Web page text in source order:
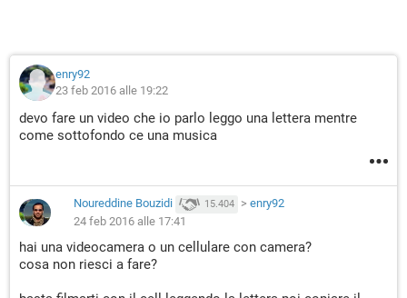
enry92
23 feb 2016 alle 19:22
devo fare un video che io parlo leggo una lettera mentre
come sottofondo ce una musica
Noureddine Bouzidi 15.404 > enry92
24 feb 2016 alle 17:41
hai una videocamera o un cellulare con camera?
cosa non riesci a fare?